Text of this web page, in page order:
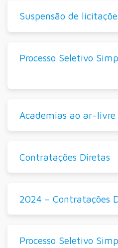
Suspensão de
Processo Seletivo
Academias ao ar-livre
Contratações Diretas
2024 – Contratações
Processo Seletivo